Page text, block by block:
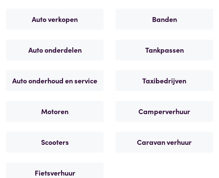
Auto verkopen Banden
Auto onderdelen Tankpassen
Auto onderhoud en service Taxibedrijven
Motoren Camperverhuur
Scooters Caravan verhuur
Fietsverhuur